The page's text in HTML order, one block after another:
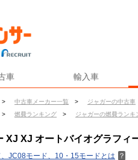
車 輸入車
> 中古車メーカー一覧 > ジャガーの中古車
> 燃費ランキング > ジャガーの燃費ランキ
XJ XJ オートバイオグラフィ
JC08モード、10・15モードとは ？